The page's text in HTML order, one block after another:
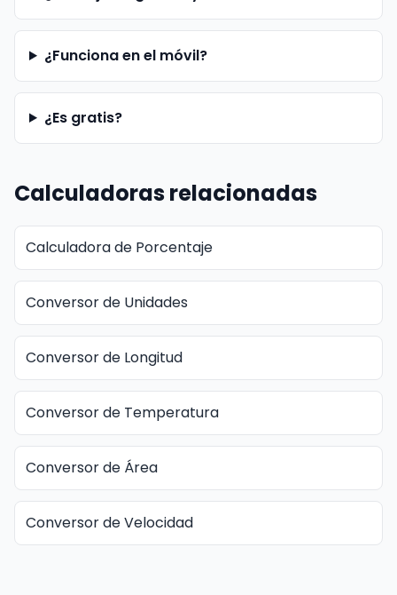
¿Funciona en el móvil?
¿Es gratis?
Calculadoras relacionadas
Calculadora de Porcentaje
Conversor de Unidades
Conversor de Longitud
Conversor de Temperatura
Conversor de Área
Conversor de Velocidad